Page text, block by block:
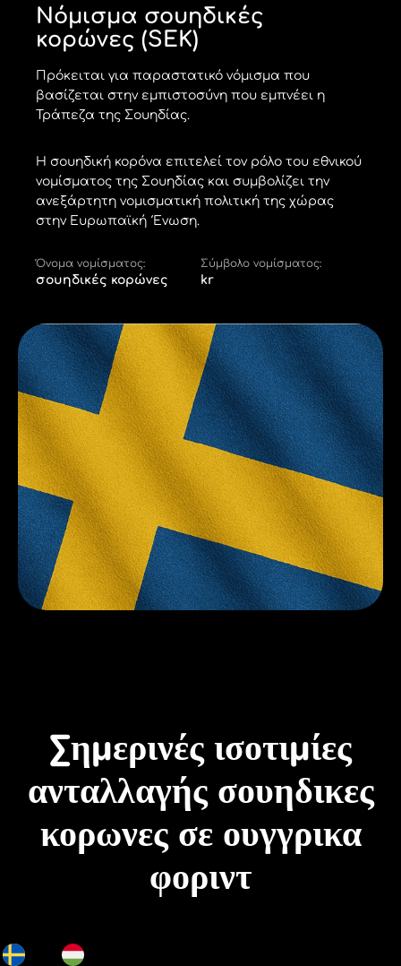
Νόμισμα σουηδικές
κορώνες (SEK)
Πρόκειται για παραστατικό νόμισμα που
βασίζεται στην εμπιστοσύνη που εμπνέει η
Τράπεζα της Σουηδίας.
Η σουηδική κορόνα επιτελεί τον ρόλο του εθνικού
νομίσματος της Σουηδίας και συμβολίζει την
ανεξάρτητη νομισματική πολιτική της χώρας
στην Ευρωπαϊκή Ένωση.
Όνομα νομίσματος:
σουηδικές κορώνες
Σύμβολο νομίσματος:
kr
Σημερινές ισοτιμίες
ανταλλαγής σουηδικες
κορωνες σε ουγγρικα
φοριντ